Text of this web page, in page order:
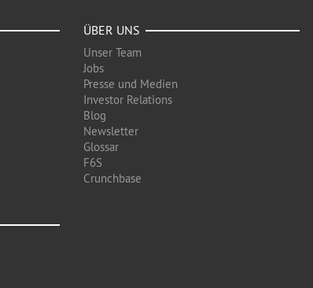
ÜBER UNS
Unser Team
Jobs
Presse und Medien
Investor Relations
Blog
Newsletter
Glossar
F6S
Crunchbase